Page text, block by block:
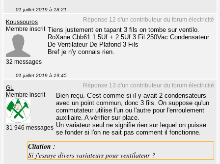
01 juillet 2019 à 18:21
Réponse 12 d'un contributeur du forum électricité
Koussouros
Membre inscrit
32 messages
Tiens justement en tapant 3 fils on tombe sur ventilo.
RoXane Cbb61 1.5Uf + 2.5Uf 3 Fil 250Vac Condensateur
De Ventilateur De Plafond 3 Fils
Bref je n'y connais rien.
01 juillet 2019 à 19:45
Réponse 13 d'un contributeur du forum électricité
GL
Membre inscrit
31 946 messages
Bien reçu. C'est comme si il y avait 2 condensateurs
avec un point commun, donc 3 fils. On suppose qu'un
commutateur utilise l'un ou l'autre pour l'enroulement
auxiliaire. A vérifier sur place.
Un variateur seul ne signifie rien sur lequel on puisse
se fonder si l'on ne sait pas comment il fonctionne.
Citation :
Si j'essaye divers variateurs pour ventilateur ?